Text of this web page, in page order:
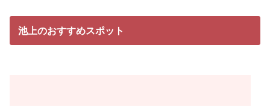
池上のおすすめスポット